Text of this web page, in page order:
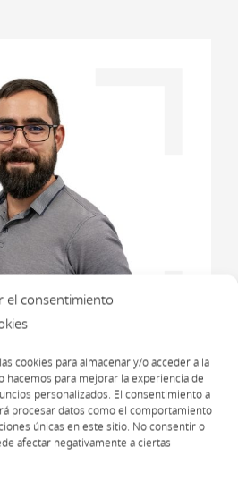
el consentimiento
cookies para almacenar y/o acceder a la
hacemos para mejorar la experiencia de
personalizados. El consentimiento a
procesar datos como el comportamiento
únicas en este sitio. No consentir o
afectar negativamente a ciertas